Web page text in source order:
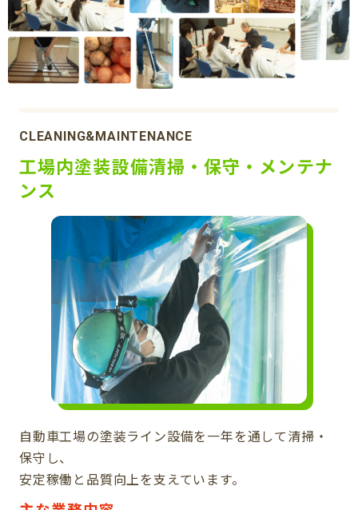
CLEANING&MAINTENANCE
工場内塗装設備清掃・保守・メンテナ
ンス
自動車工場の塗装ライン設備を一年を通して清掃・
保守し、
安定稼働と品質向上を支えています。